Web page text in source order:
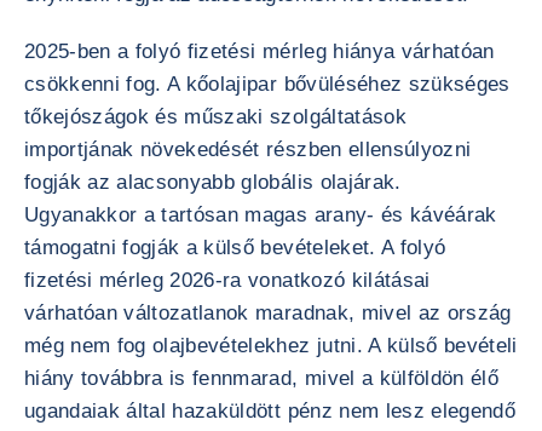
2025-ben a folyó fizetési mérleg hiánya várhatóan
csökkenni fog. A kőolajipar bővüléséhez szükséges
tőkejószágok és műszaki szolgáltatások
importjának növekedését részben ellensúlyozni
fogják az alacsonyabb globális olajárak.
Ugyanakkor a tartósan magas arany- és kávéárak
támogatni fogják a külső bevételeket. A folyó
fizetési mérleg 2026-ra vonatkozó kilátásai
várhatóan változatlanok maradnak, mivel az ország
még nem fog olajbevételekhez jutni. A külső bevételi
hiány továbbra is fennmarad, mivel a külföldön élő
ugandaiak által hazaküldött pénz nem lesz elegendő